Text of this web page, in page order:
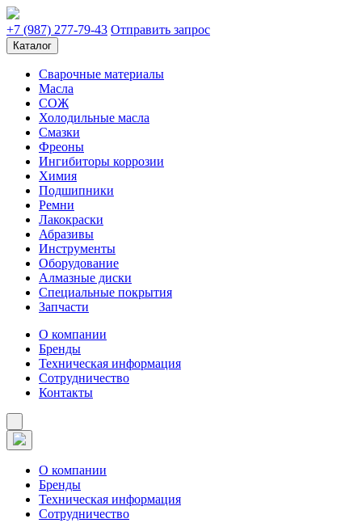
+7 (987) 277-79-43 Отправить запрос
Каталог
Сварочные материалы
Масла
СОЖ
Холодильные масла
Смазки
Фреоны
Ингибиторы коррозии
Химия
Подшипники
Ремни
Лакокраски
Абразивы
Инструменты
Оборудование
Алмазные диски
Специальные покрытия
Запчасти
О компании
Бренды
Техническая информация
Сотрудничество
Контакты
О компании
Бренды
Техническая информация
Сотрудничество